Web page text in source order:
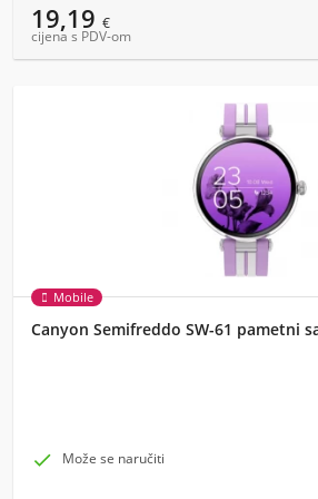
19,19 €
cijena s PDV-om
Mobile
Canyon Semifreddo SW-61 pametni
 Može se naručiti